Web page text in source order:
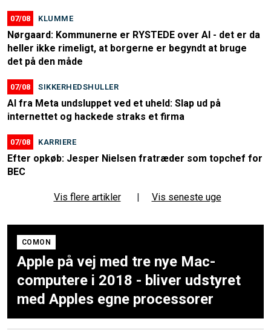
07/08 KLUMME
Nørgaard: Kommunerne er RYSTEDE over AI - det er da
heller ikke rimeligt, at borgerne er begyndt at bruge
det på den måde
07/08 SIKKERHEDSHULLER
AI fra Meta undsluppet ved et uheld: Slap ud på
internettet og hackede straks et firma
07/08 KARRIERE
Efter opkøb: Jesper Nielsen fratræder som topchef for
BEC
Vis flere artikler Vis seneste uge
COMON
Apple på vej med tre nye Mac-
computere i 2018 - bliver udstyret
med Apples egne processorer